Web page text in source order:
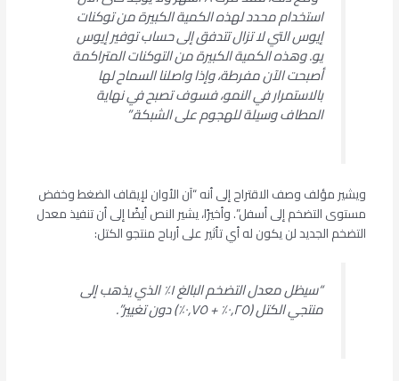
استخدام محدد لهذه الكمية الكبيرة من توكنات
إيوس التي لا تزال تتدفق إلى حساب توفير إيوس
يو. وهذه الكمية الكبيرة من التوكنات المتراكمة
أصبحت الآن مفرطة، وإذا واصلنا السماح لها
بالاستمرار في النمو، فسوف تصبح في نهاية
المطاف وسيلة للهجوم على الشبكة.”
ويشير مؤلف وصف الاقتراح إلى أنه “آن الأوان لإيقاف الضغط وخفض
مستوى التضخم إلى أسفل”. وأخيرًا، يشير النص أيضًا إلى أن تنفيذ معدل
التضخم الجديد لن يكون له أي تأثير على أرباح منتجو الكتل:
“سيظل معدل التضخم البالغ ١٪ الذي يذهب إلى
منتجي الكتل (٠,٢٥٪ + ٠,٧٥٪) دون تغيير”.